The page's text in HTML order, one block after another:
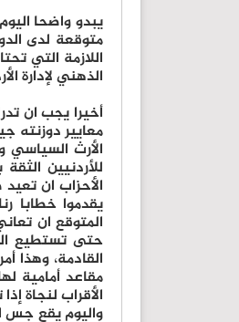
يبدو واضحا
متوقعة لدى
اللازمة التي
الذهني لإدارة
أخيرا يجب ان
معايير دوزنته
الأرث السياسي
للأردنيين
الأحزاب ان
يقدموا خطابا
المتوقع ان
القادمة، وهذا
مقاعد أمامية
الأقراب لنجاة
واليوم يقع جس